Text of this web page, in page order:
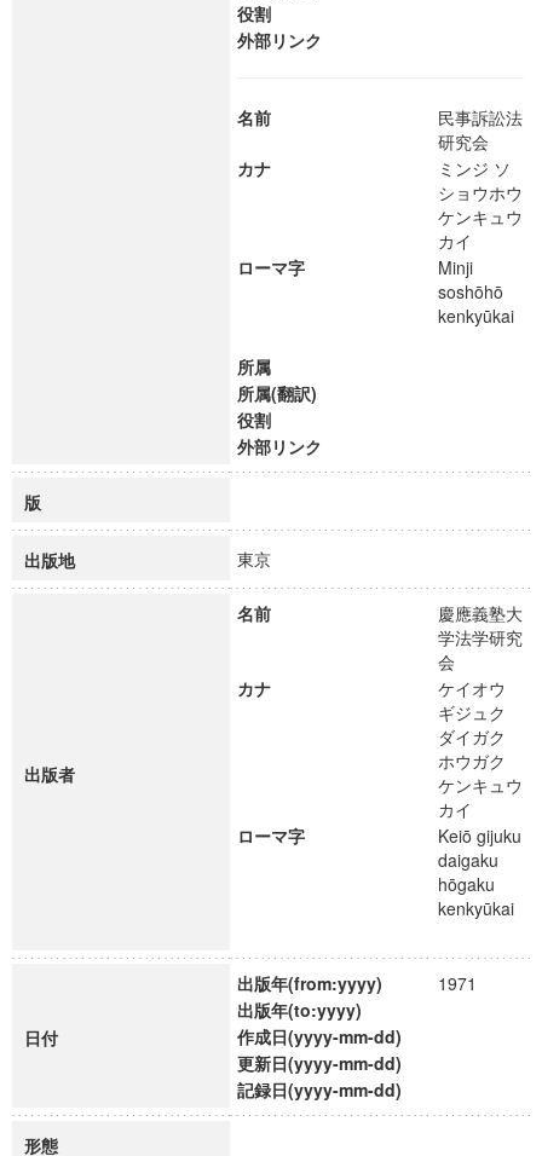
役割
外部リンク
名前
民事訴訟法
研究会
カナ
ミンジ ソ
ショウホウ
ケンキュウ
カイ
ローマ字
Minji
soshōhō
kenkyūkai
所属
所属(翻訳)
役割
外部リンク
版
出版地 東京
出版者
名前
慶應義塾大
学法学研究
会
カナ
ケイオウ
ギジュク
ダイガク
ホウガク
ケンキュウ
カイ
ローマ字
Keiō gijuku
daigaku
hōgaku
kenkyūkai
日付
出版年(from:yyyy)
1971
出版年(to:yyyy)
作成日(yyyy-mm-dd)
更新日(yyyy-mm-dd)
記録日(yyyy-mm-dd)
形態